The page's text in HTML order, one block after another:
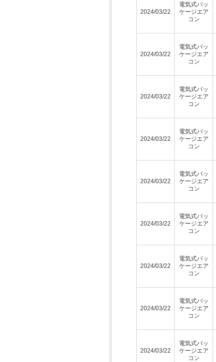
2024/03/22
電気式パッ
ケージエア
コン
2024/03/22
電気式パッ
ケージエア
コン
2024/03/22
電気式パッ
ケージエア
コン
2024/03/22
電気式パッ
ケージエア
コン
2024/03/22
電気式パッ
ケージエア
コン
2024/03/22
電気式パッ
ケージエア
コン
2024/03/22
電気式パッ
ケージエア
コン
2024/03/22
電気式パッ
ケージエア
コン
2024/03/22
電気式パッ
ケージエア
コン